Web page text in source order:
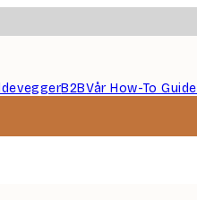
B2BVår How-To Guide